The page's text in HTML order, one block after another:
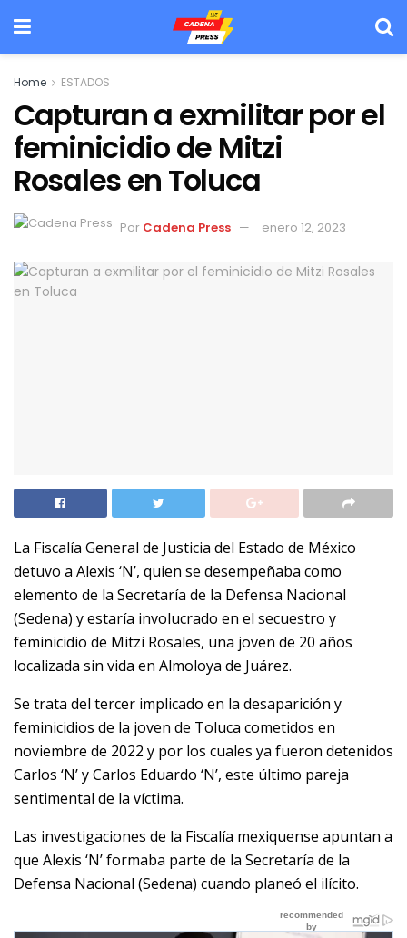
Home ESTADOS
Capturan a exmilitar por el
feminicidio de Mitzi
Rosales en Toluca
Por Cadena Press enero 12, 2023
La Fiscalía General de Justicia del Estado de México
detuvo a Alexis ‘N’, quien se desempeñaba como
elemento de la Secretaría de la Defensa Nacional
(Sedena) y estaría involucrado en el secuestro y
feminicidio de Mitzi Rosales, una joven de 20 años
localizada sin vida en Almoloya de Juárez.
Se trata del tercer implicado en la desaparición y
feminicidios de la joven de Toluca cometidos en
noviembre de 2022 y por los cuales ya fueron detenidos
Carlos ‘N’ y Carlos Eduardo ‘N’, este último pareja
sentimental de la víctima.
Las investigaciones de la Fiscalía mexiquense apuntan a
que Alexis ‘N’ formaba parte de la Secretaría de la
Defensa Nacional (Sedena) cuando planeó el ilícito.